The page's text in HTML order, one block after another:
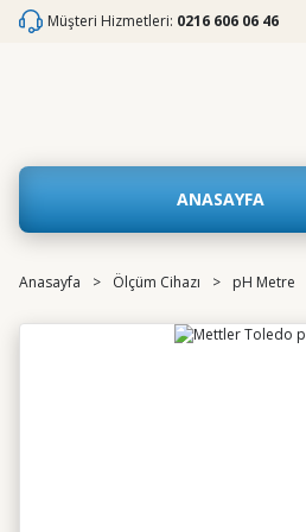
Müşteri Hizmetleri: 0216 606 06 46
ANASAYFA
Anasayfa Ölçüm Cihazı pH Metre